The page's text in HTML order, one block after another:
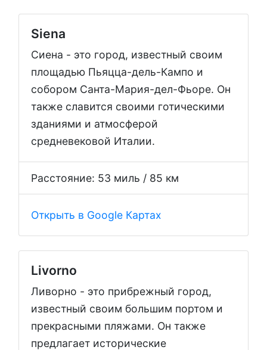
Siena
Сиена - это город, известный своим
площадью Пьяцца-дель-Кампо и
собором Санта-Мария-дел-Фьоре. Он
также славится своими готическими
зданиями и атмосферой
средневековой Италии.
Расстояние: 53 миль / 85 км
Открыть в Google Картах
Livorno
Ливорно - это прибрежный город,
известный своим большим портом и
прекрасными пляжами. Он также
предлагает исторические